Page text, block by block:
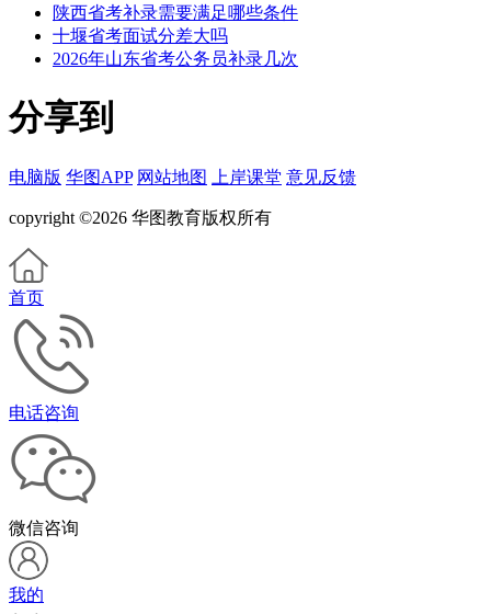
陕西省考补录需要满足哪些条件
十堰省考面试分差大吗
2026年山东省考公务员补录几次
分享到
电脑版 华图APP 网站地图 上岸课堂 意见反馈
copyright ©2026 华图教育版权所有
首页
电话咨询
微信咨询
我的